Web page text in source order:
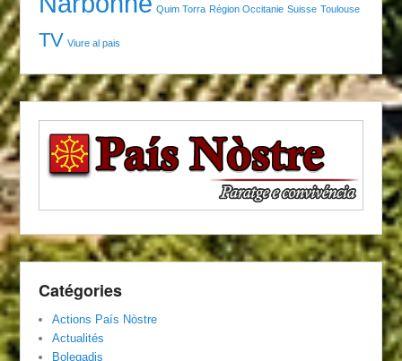
Quim Torra Région Occitanie Suisse Toulouse
TV Viure al pais
Catégories
Actions País Nòstre
Actualités
Bolegadis